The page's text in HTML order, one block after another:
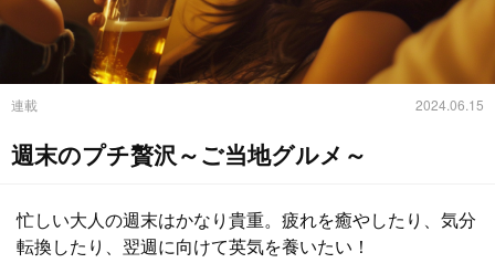
連載 2024.06.15
週末のプチ贅沢～ご当地グルメ～
忙しい大人の週末はかなり貴重。疲れを癒やしたり、気分
転換したり、翌週に向けて英気を養いたい！